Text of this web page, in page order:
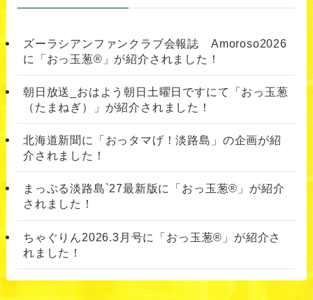
ズーラシアンファンクラブ会報誌 Amoroso2026
に「おっ玉葱®︎」が紹介されました！
朝日放送_おはよう朝日土曜日ですにて「おっ玉葱
（たまねぎ）」が紹介されました！
北海道新聞に「おっタマげ！淡路島」の企画が紹
介されました！
まっぷる淡路島`27最新版に「おっ玉葱®」が紹介
されました！
ちゃぐりん2026.3月号に「おっ玉葱®」が紹介さ
れました！